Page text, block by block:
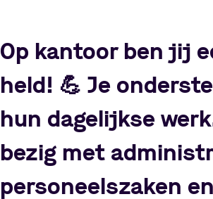
Op kantoor ben jij
held! 💪 Je
hun dagelijkse
bezig met
personeelszaken